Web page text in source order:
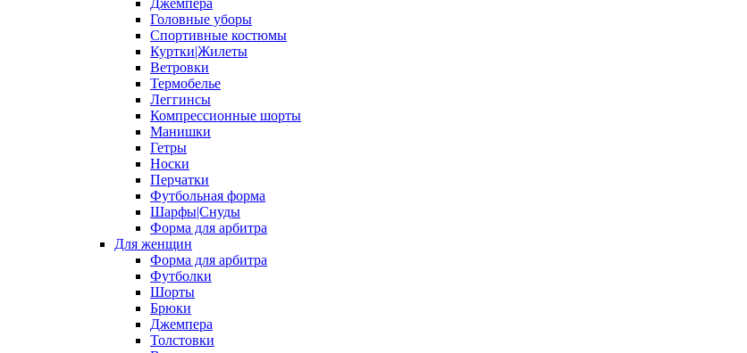
Джемпера
Головные уборы
Спортивные костюмы
Куртки|Жилеты
Ветровки
Термобелье
Леггинсы
Компрессионные шорты
Манишки
Гетры
Носки
Перчатки
Футбольная форма
Шарфы|Снуды
Форма для арбитра
Для женщин
Форма для арбитра
Футболки
Шорты
Брюки
Джемпера
Толстовки